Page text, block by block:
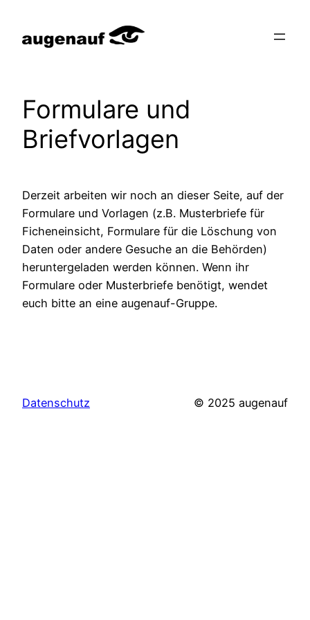
Inhalt
springen
Formulare und
Briefvorlagen
Derzeit arbeiten wir noch an dieser Seite, auf der
Formulare und Vorlagen (z.B. Musterbriefe für
Ficheneinsicht, Formulare für die Löschung von
Daten oder andere Gesuche an die Behörden)
heruntergeladen werden können. Wenn ihr
Formulare oder Musterbriefe benötigt, wendet
euch bitte an eine augenauf-Gruppe.
Datenschutz © 2025 augenauf